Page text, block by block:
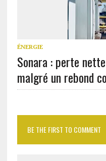
ÉNERGIE
Sonara : perte
malgré un rebond
BE THE FIRST TO COMMENT